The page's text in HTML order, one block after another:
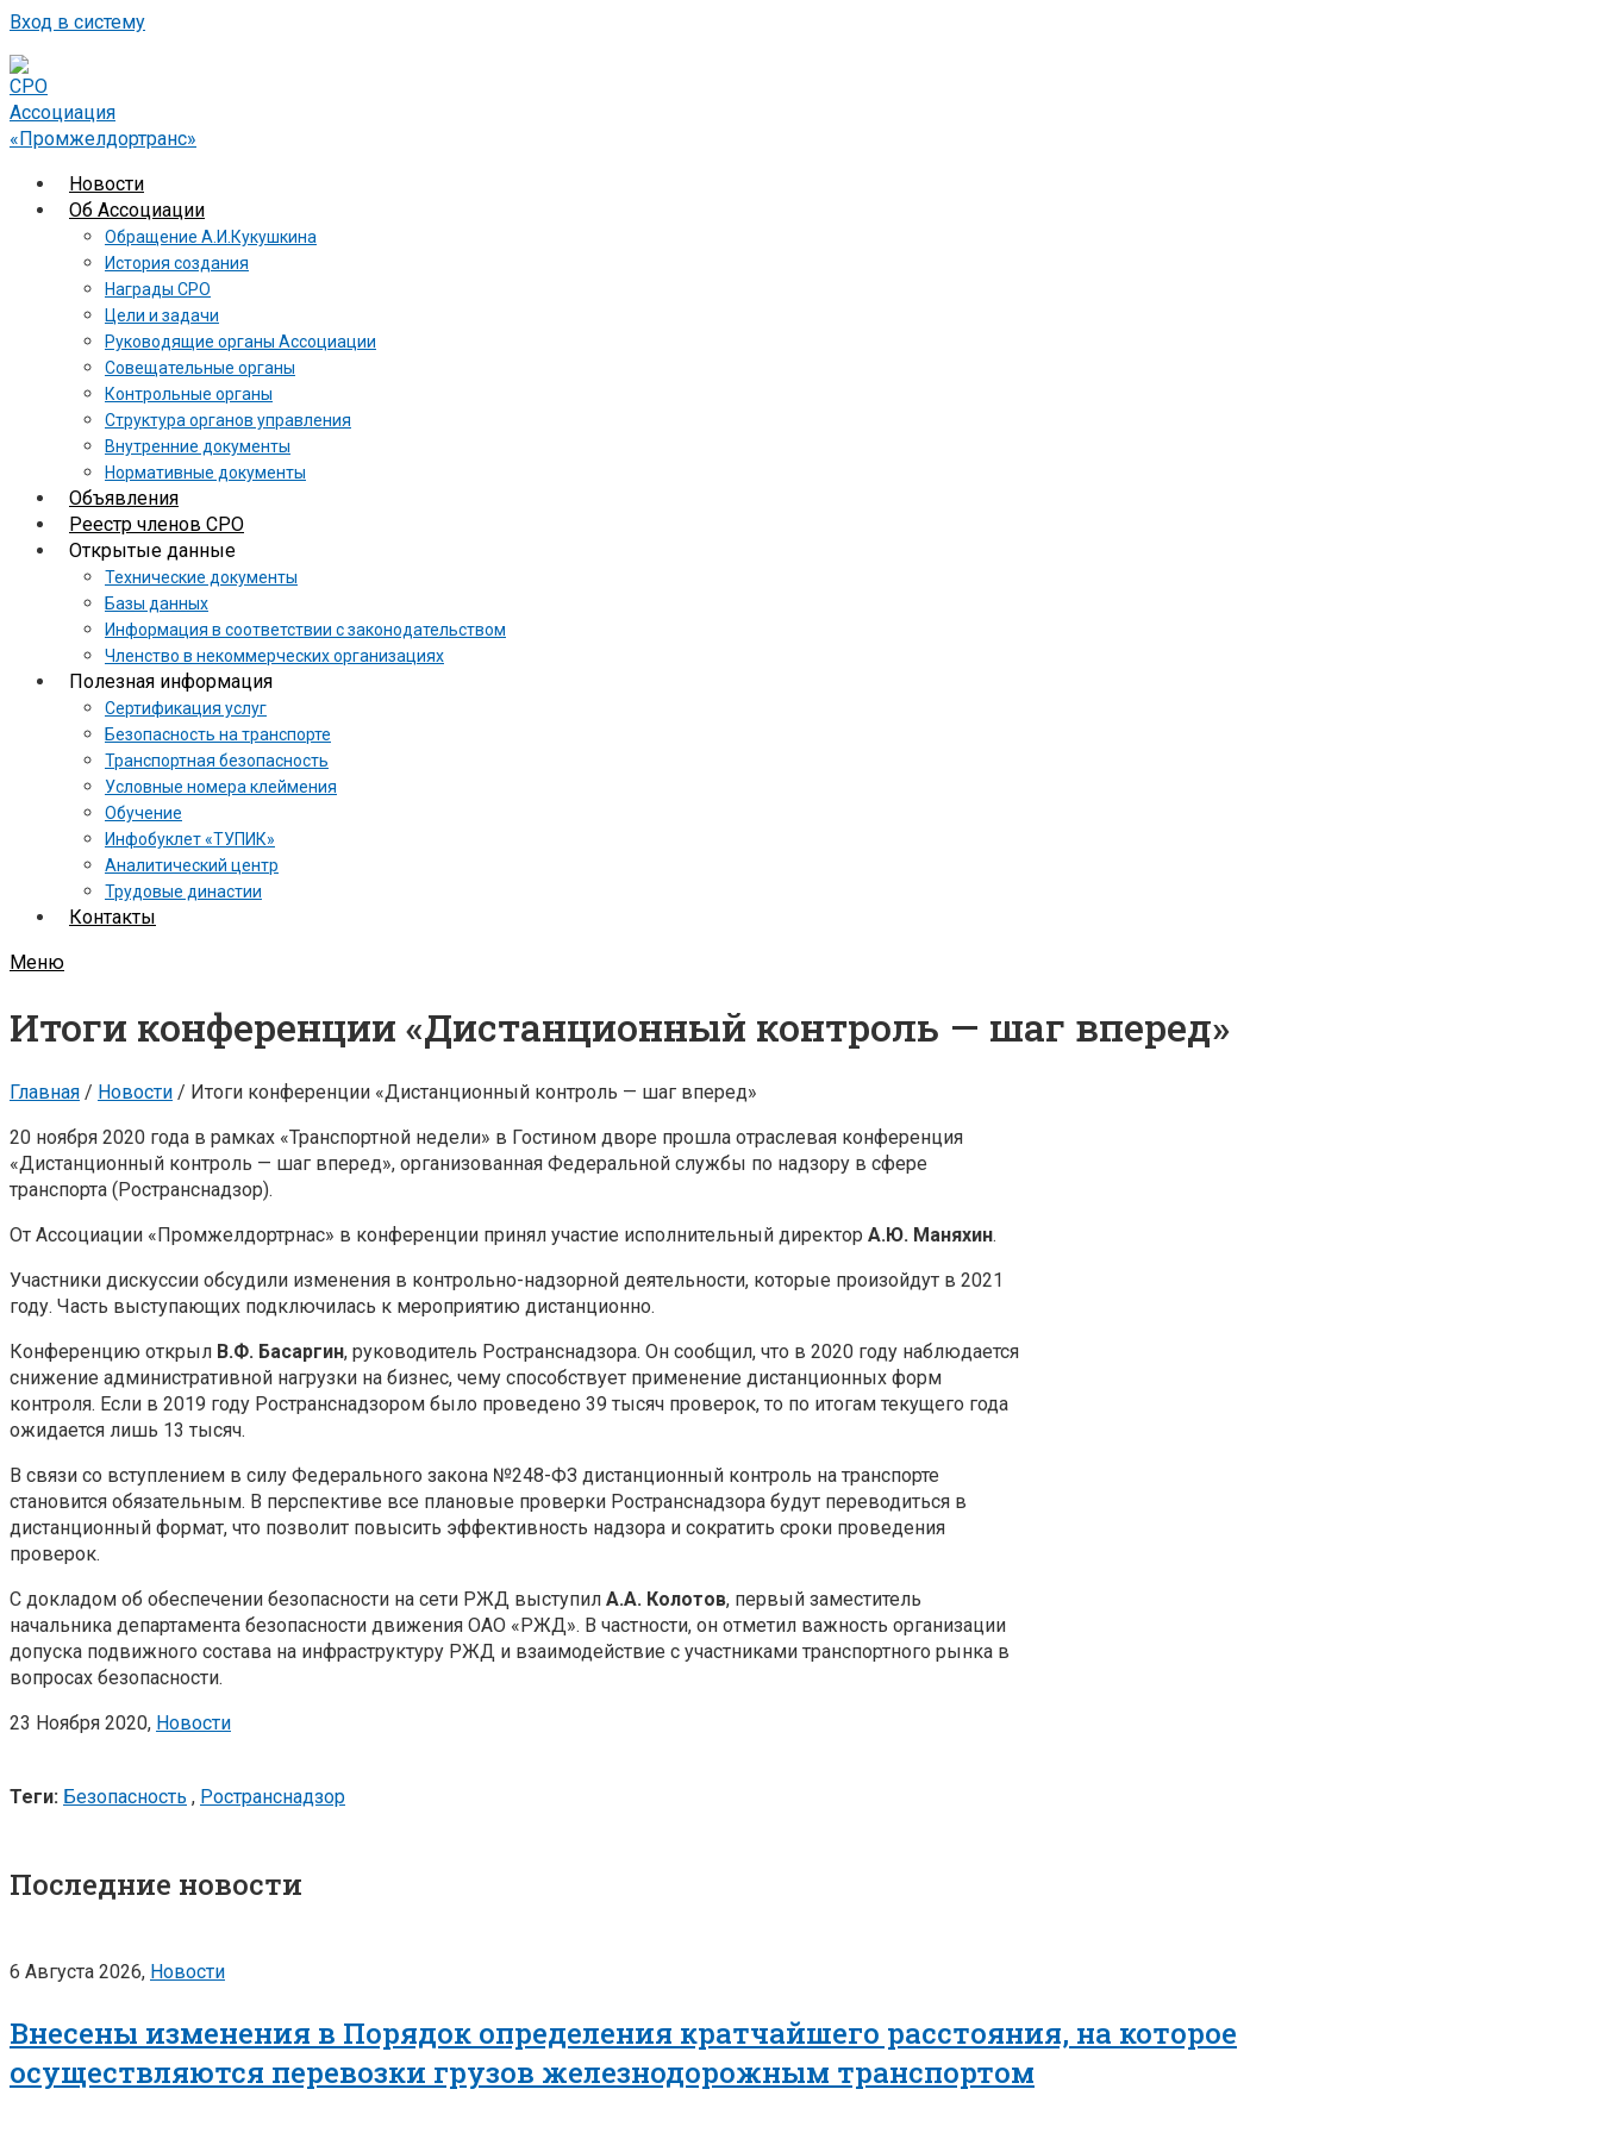
Вход в систему
Новости
Об Ассоциации
Обращение А.И.Кукушкина
История создания
Награды СРО
Цели и задачи
Руководящие органы Ассоциации
Совещательные органы
Контрольные органы
Структура органов управления
Внутренние документы
Нормативные документы
Объявления
Реестр членов СРО
Открытые данные
Технические документы
Базы данных
Информация в соответствии с законодательством
Членство в некоммерческих организациях
Полезная информация
Сертификация услуг
Безопасность на транспорте
Транспортная безопасность
Условные номера клеймения
Обучение
Инфобуклет «ТУПИК»
Аналитический центр
Трудовые династии
Контакты
Меню
Итоги конференции «Дистанционный контроль — шаг вперед»
Главная / Новости / Итоги конференции «Дистанционный контроль — шаг вперед»
20 ноября 2020 года в рамках «Транспортной недели» в Гостином дворе прошла отраслевая конференция
«Дистанционный контроль — шаг вперед», организованная Федеральной службы по надзору в сфере
транспорта (Ространснадзор).
От Ассоциации «Промжелдортрнас» в конференции принял участие исполнительный директор А.Ю. Маняхин.
Участники дискуссии обсудили изменения в контрольно-надзорной деятельности, которые произойдут в 2021
году. Часть выступающих подключилась к мероприятию дистанционно.
Конференцию открыл В.Ф. Басаргин, руководитель Ространснадзора. Он сообщил, что в 2020 году наблюдается
снижение административной нагрузки на бизнес, чему способствует применение дистанционных форм
контроля. Если в 2019 году Ространснадзором было проведено 39 тысяч проверок, то по итогам текущего года
ожидается лишь 13 тысяч.
В связи со вступлением в силу Федерального закона №248-ФЗ дистанционный контроль на транспорте
становится обязательным. В перспективе все плановые проверки Ространснадзора будут переводиться в
дистанционный формат, что позволит повысить эффективность надзора и сократить сроки проведения
проверок.
С докладом об обеспечении безопасности на сети РЖД выступил А.А. Колотов, первый заместитель
начальника департамента безопасности движения ОАО «РЖД». В частности, он отметил важность организации
допуска подвижного состава на инфраструктуру РЖД и взаимодействие с участниками транспортного рынка в
вопросах безопасности.
23 Ноября 2020, Новости
Теги: Безопасность , Ространснадзор
Последние новости
6 Августа 2026, Новости
Внесены изменения в Порядок определения кратчайшего расстояния, на которое
осуществляются перевозки грузов железнодорожным транспортом